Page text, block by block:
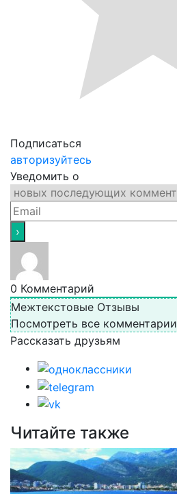
Подписаться
авторизуйтесь
Уведомить о
0 Комментарий
Межтекстовые Отзывы
Посмотреть все комментарии
Рассказать друзьям
Читайте также